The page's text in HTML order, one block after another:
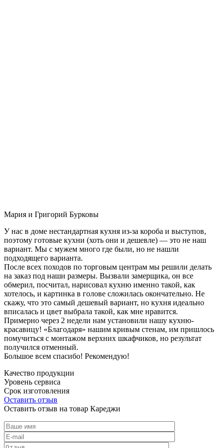
Мария и Григорий Бурковы
У нас в доме нестандартная кухня из-за короба и выступов,
поэтому готовые кухни (хоть они и дешевле) — это не наш
вариант. Мы с мужем много где были, но не нашли
подходящего варианта.
После всех походов по торговым центрам мы решили делать
на заказ под наши размеры. Вызвали замерщика, он все
обмерил, посчитал, нарисовал кухню именно такой, как
хотелось, и картинка в голове сложилась окончательно. Не
скажу, что это самый дешевый вариант, но кухня идеально
вписалась и цвет выбрала такой, как мне нравится.
Примерно через 2 недели нам установили нашу кухню-
красавицу! «Благодаря» нашим кривым стенам, им пришлось
помучиться с монтажом верхних шкафчиков, но результат
получился отменный.
Большое всем спасибо! Рекомендую!
Качество продукции
Уровень сервиса
Срок изготовления
Оставить отзыв
Оставить отзыв на товар Кареджи